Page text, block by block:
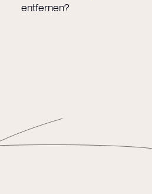
entfernen?